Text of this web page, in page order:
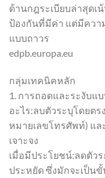
ด้านกฎระเบียบล่าสุดเ
ป้องกันที่มีค่า แต่มีควา
แบบถาวร
edpb.europa.eu
กลุ่มเทคนิคหลัก
1. การถอดและระงับแ
อะไร:ลบตัวระบุโดยต
หมายเลขโทรศัพท์) แ
เจาะจง
เมื่อมีประโยชน์:ลดตัว
ประหยัด ซึ่งมักจะเป็น